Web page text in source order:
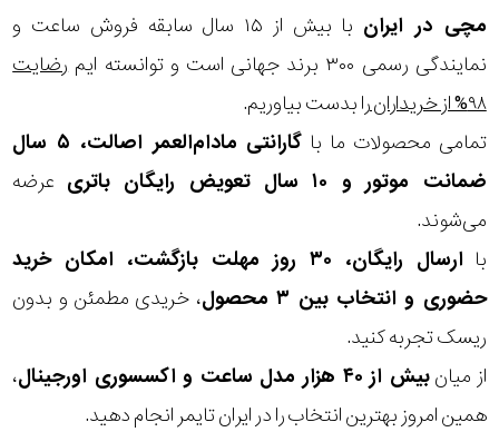
مچی در ایران
با بیش از ۱۵ سال سابقه فروش ساعت و
نمایندگی رسمی ۳۰۰ برند جهانی است و توانسته ایم
رضایت
۹۸% از خریداران
را بدست بیاوریم.
تمامی محصولات ما با
گارانتی مادام‌العمر اصالت، ۵ سال
ضمانت موتور و ۱۰ سال تعویض رایگان باتری
عرضه
می‌شوند.
با
ارسال رایگان، ۳۰ روز مهلت بازگشت، امکان خرید
حضوری و انتخاب بین ۳ محصول
، خریدی مطمئن و بدون
ریسک تجربه کنید.
از میانبیش از ۴۰ هزار مدل ساعت و اکسسوری اورجینال
،
همین امروز بهترین انتخاب را در ایران تایمر انجام دهید.
بیشتر...
محصول
جنس
بکاررفتهلیتیوم
نمایش
بیشتر...
رنگ
بکار
رفته
منبع